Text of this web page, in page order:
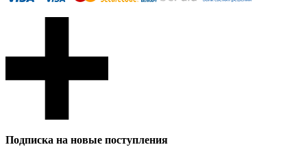
Подписка на новые поступления